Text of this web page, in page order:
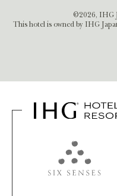
©2026, IHG
This hotel is owned by IHG